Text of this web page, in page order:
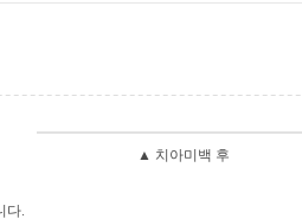
▲ 치아미백 후
다.